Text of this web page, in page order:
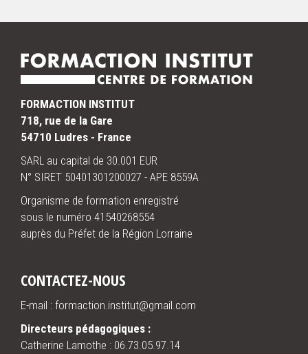
FORMACTION INSTITUT
718, rue de la Gare
54710 Ludres - France
SARL au capital de 30.001 EUR
N° SIRET 50401301200027 - APE 8559A
Organisme de formation enregistré
sous le numéro 41540268554
auprès du Préfet de la Région Lorraine
CONTACTEZ-NOUS
E-mail : formaction.institut@gmail.com
Directeurs pédagogiques :
Catherine Lamothe : 06.73.05.97.14